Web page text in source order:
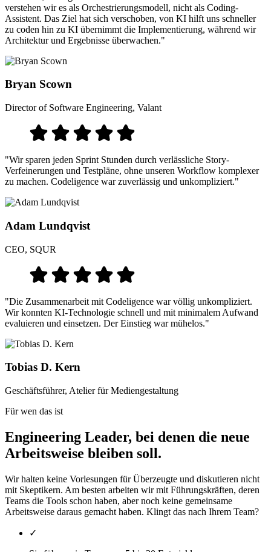
verstehen wir es als Orchestrierungsmodell, nicht als Coding-
Assistent. Das Ziel hat sich verschoben, von KI hilft uns schneller
zu coden hin zu KI übernimmt die Implementierung, während wir
Architektur und Ergebnisse überwachen."
Bryan Scown
Director of Software Engineering, Valant
"Wir sparen jeden Sprint Stunden durch verlässliche Story-
Verfeinerungen und Testpläne, ohne unseren Workflow komplexer
zu machen. Codeligence war zuverlässig und unkompliziert."
Adam Lundqvist
CEO, SQUR
"Die Zusammenarbeit mit Codeligence war völlig unkompliziert.
Wir konnten KI-Technologie schnell und mit minimalem Aufwand
evaluieren und einsetzen. Der Einstieg war mühelos."
Tobias D. Kern
Geschäftsführer, Atelier für Mediengestaltung
Für wen das ist
Engineering Leader, bei denen die neue
Arbeitsweise bleiben soll.
Wir halten keine Vorlesungen für Überzeugte und diskutieren nicht
mit Skeptikern. Am besten arbeiten wir mit Führungskräften, deren
Teams die Tools schon haben, aber noch keine gemeinsame
Arbeitsweise daraus gemacht haben. Klingt das nach Ihrem Team?
✓